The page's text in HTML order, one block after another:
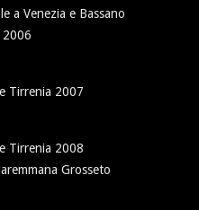
a Venezia e Bassano
2006
Tirrenia 2007
Tirrenia 2008
Grosseto